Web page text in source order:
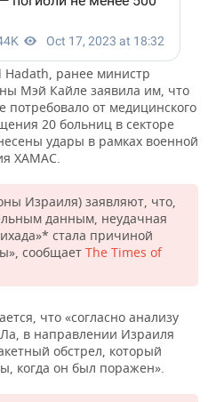
Hadath, ранее министр
Мэй Кайле заявила им, что
потребовало от медицинского
20 больниц в секторе
удары в рамках военной
ХАМАС.
Израиля) заявляют, что,
данным, неудачная
стала причиной
сообщает The Times of
что «согласно анализу
в направлении Израиля
обстрел, который
когда он был поражен».